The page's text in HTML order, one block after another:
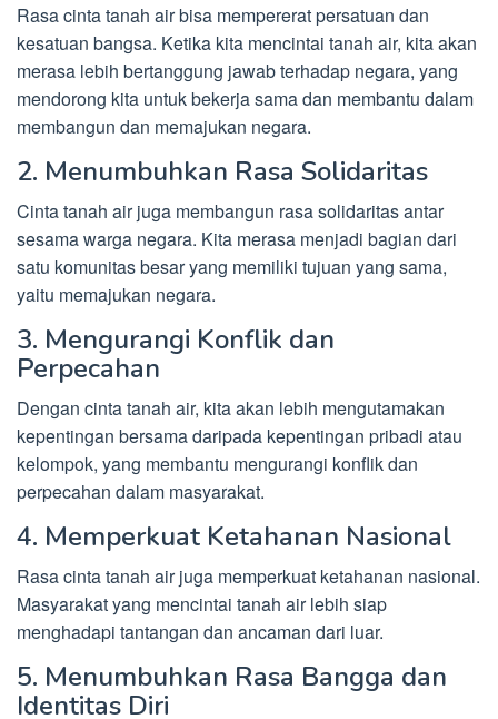
Rasa cinta tanah air bisa mempererat persatuan dan
kesatuan bangsa. Ketika kita mencintai tanah air, kita akan
merasa lebih bertanggung jawab terhadap negara, yang
mendorong kita untuk bekerja sama dan membantu dalam
membangun dan memajukan negara.
2. Menumbuhkan Rasa Solidaritas
Cinta tanah air juga membangun rasa solidaritas antar
sesama warga negara. Kita merasa menjadi bagian dari
satu komunitas besar yang memiliki tujuan yang sama,
yaitu memajukan negara.
3. Mengurangi Konflik dan
Perpecahan
Dengan cinta tanah air, kita akan lebih mengutamakan
kepentingan bersama daripada kepentingan pribadi atau
kelompok, yang membantu mengurangi konflik dan
perpecahan dalam masyarakat.
4. Memperkuat Ketahanan Nasional
Rasa cinta tanah air juga memperkuat ketahanan nasional.
Masyarakat yang mencintai tanah air lebih siap
menghadapi tantangan dan ancaman dari luar.
5. Menumbuhkan Rasa Bangga dan
Identitas Diri